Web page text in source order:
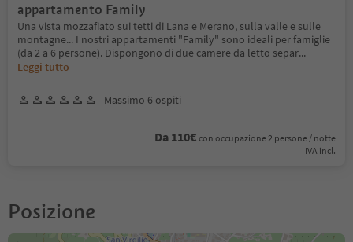
appartamento Family
Una vista mozzafiato sui tetti di Lana e Merano, sulla valle e sulle
montagne... I nostri appartamenti "Family" sono ideali per famiglie
(da 2 a 6 persone). Dispongono di due camere da letto separ...
Leggi tutto
Massimo 6 ospiti
Da 110€ con occupazione 2 persone / notte
IVA incl.
Posizione